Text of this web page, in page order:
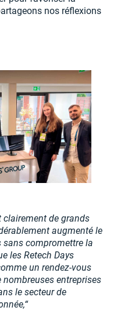
nos réflexions
de grands
augmenté le
compromettre la
les Retech Days
un rendez-vous
entreprises
le secteur de